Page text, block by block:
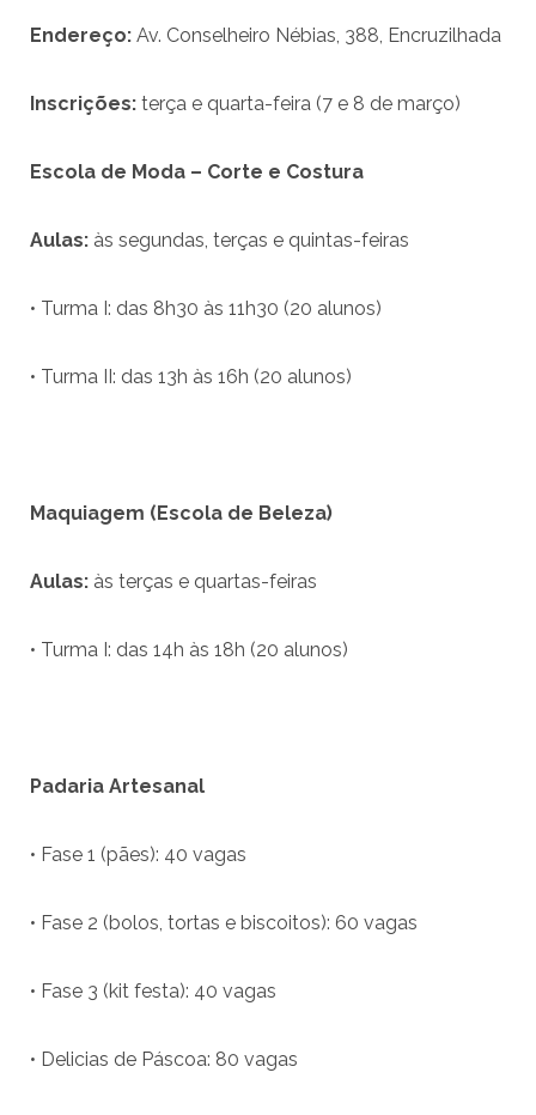
Endereço: Av. Conselheiro Nébias, 388, Encruzilhada
Inscrições: terça e quarta-feira (7 e 8 de março)
Escola de Moda – Corte e Costura
Aulas: às segundas, terças e quintas-feiras
• Turma I: das 8h30 às 11h30 (20 alunos)
• Turma II: das 13h às 16h (20 alunos)
Maquiagem (Escola de Beleza)
Aulas: às terças e quartas-feiras
• Turma I: das 14h às 18h (20 alunos)
Padaria Artesanal
• Fase 1 (pães): 40 vagas
• Fase 2 (bolos, tortas e biscoitos): 60 vagas
• Fase 3 (kit festa): 40 vagas
• Delicias de Páscoa: 80 vagas